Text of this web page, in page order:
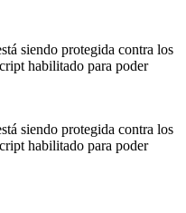
siendo protegida contra los
habilitado para poder
siendo protegida contra los
habilitado para poder